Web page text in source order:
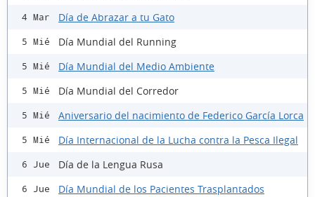
4 Mar Día de Abrazar a tu Gato
5 Mié Día Mundial del Running
5 Mié Día Mundial del Medio Ambiente
5 Mié Día Mundial del Corredor
5 Mié Aniversario del nacimiento de Federico García Lorca
5 Mié Día Internacional de la Lucha contra la Pesca Ilegal
6 Jue Día de la Lengua Rusa
6 Jue Día Mundial de los Pacientes Trasplantados